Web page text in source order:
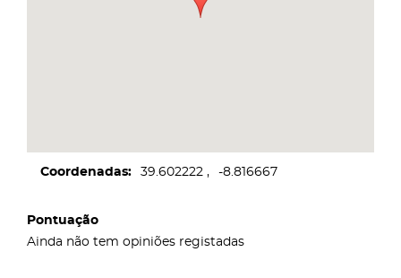
Coordenadas 39.602222 -8.816667
Pontuação
Ainda não tem opiniões registadas